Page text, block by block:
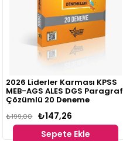
2026 Liderler Karması KPSS
MEB-AGS ALES DGS Paragraf
Çözümlü 20 Deneme
₺147,26
₺199,00
Sepete Ekle